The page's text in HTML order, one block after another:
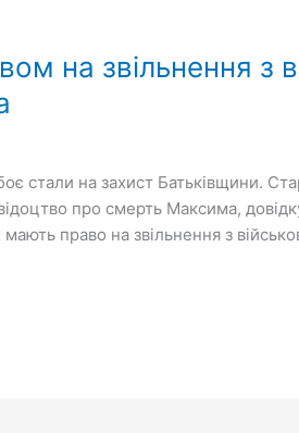
на звільнення з
стали на захист Батьківщини.
про смерть Максима,
право на звільнення з